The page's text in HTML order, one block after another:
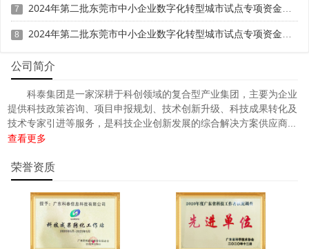
7 2024年第二批东莞市中小企业数字化转型城市试点专项资金两化融合管理体系贯标项目资助计划
8 2024年第二批东莞市中小企业数字化转型城市试点专项资金两化融合管理体系贯标项目拟资助企业名单的公示
公司简介
科泰集团是一家深耕于科创领域的复合型产业集团，主要为企业
提供科技政策咨询、项目申报规划、技术创新升级、科技成果转化及
技术专家引进等服务，是科技企业创新发展的综合解决方案供应商...
查看更多
荣誉资质